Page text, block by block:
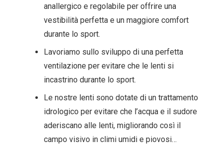
anallergico e regolabile per offrire una
vestibilità perfetta e un maggiore comfort
durante lo sport.
Lavoriamo sullo sviluppo di una perfetta
ventilazione per evitare che le lenti si
incastrino durante lo sport.
Le nostre lenti sono dotate di un trattamento
idrologico per evitare che l’acqua e il sudore
aderiscano alle lenti, migliorando così il
campo visivo in climi umidi e piovosi…